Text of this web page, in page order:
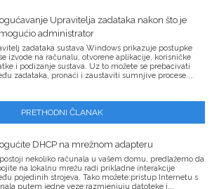
Upravitelja zadataka nakon što je
administrator
zadataka sustava Windows prikazuje postupke
izvode na računalu, otvorene aplikacije, korisničke
i podizanje sustava. Uz to možete se prebacivati
zadataka, pronaći i zaustaviti sumnjive procese....
PRETHODNI ČLANAK
DHCP na mrežnom adapteru
nekoliko računala u vašem domu, predlažemo da
na lokalnu mrežu radi prikladne interakcije
pojedinih strojeva. Tako možete:pristup Internetu s
putem jedne veze;razmjenjuju datoteke i...